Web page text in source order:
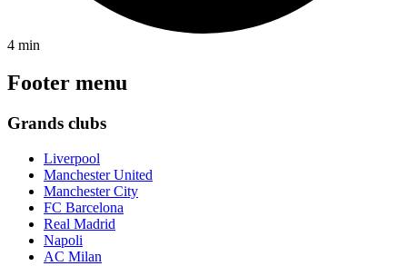
4 min
Footer menu
Grands clubs
Liverpool
Manchester United
Manchester City
FC Barcelona
Real Madrid
Napoli
AC Milan